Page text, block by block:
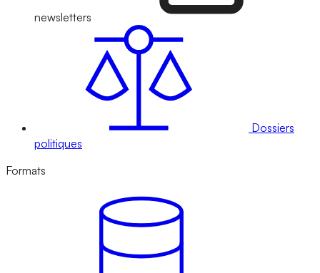
newsletters
Dossiers
politiques
Formats